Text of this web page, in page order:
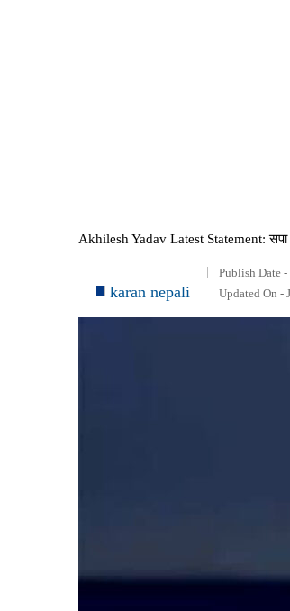
Akhilesh Yadav Latest Statement:
karan nepali
Publish Date
Updated On -